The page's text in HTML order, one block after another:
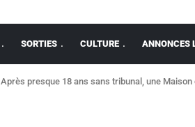
SORTIES CULTURE ANNONCES
Après presque 18 ans sans tribunal, une